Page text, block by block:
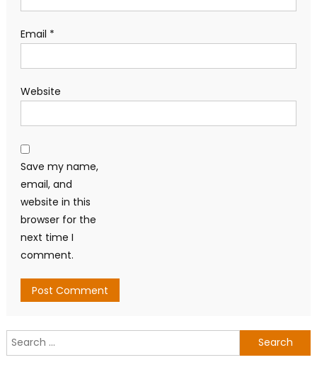
Email *
Website
Save my name,
email, and
website in this
browser for the
next time I
comment.
Search
for: